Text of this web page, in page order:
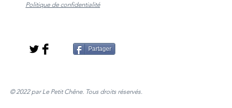
Politique de confidentialité
Partager
© 2022 par Le Petit Chêne. Tous droits réservés.